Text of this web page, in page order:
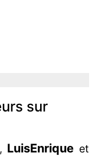
sur
, LuisEnrique et